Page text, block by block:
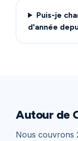
Puis-je
d'année
Autour de
Nous couvrons